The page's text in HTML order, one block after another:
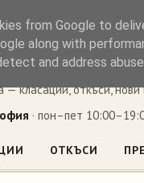
класации, откъси, нови
· пон–пет
ОТКЪСИ
from Google to
along with
and address